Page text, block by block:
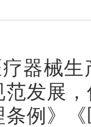
器械
发展
例》